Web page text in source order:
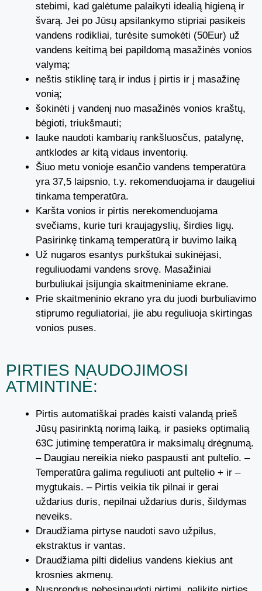
stebimi, kad galėtume palaikyti idealią higieną ir
švarą. Jei po Jūsų apsilankymo stipriai pasikeis
vandens rodikliai, turėsite sumokėti (50Eur) už
vandens keitimą bei papildomą masažinės vonios
valymą;
neštis stiklinę tarą ir indus į pirtis ir į masažinę
vonią;
šokinėti į vandenį nuo masažinės vonios kraštų,
bėgioti, triukšmauti;
lauke naudoti kambarių rankšluosčus, patalynę,
antklodes ar kitą vidaus inventorių.
Šiuo metu vonioje esančio vandens temperatūra
yra 37,5 laipsnio, t.y. rekomenduojama ir daugeliui
tinkama temperatūra.
Karšta vonios ir pirtis nerekomenduojama
svečiams, kurie turi kraujagyslių, širdies ligų.
Pasirinkę tinkamą temperatūrą ir buvimo laiką
Už nugaros esantys purkštukai sukinėjasi,
reguliuodami vandens srovę. Masažiniai
burbuliukai įsijungia skaitmeniniame ekrane.
Prie skaitmeninio ekrano yra du juodi burbuliavimo
stiprumo reguliatoriai, jie abu reguliuoja skirtingas
vonios puses.
PIRTIES NAUDOJIMOSI
ATMINTINĖ:
Pirtis automatiškai pradės kaisti valandą prieš
Jūsų pasirinktą norimą laiką, ir pasieks optimalią
63C jutiminę temperatūra ir maksimalų drėgnumą.
– Daugiau nereikia nieko paspausti ant pultelio. –
Temperatūra galima reguliuoti ant pultelio + ir –
mygtukais. – Pirtis veikia tik pilnai ir gerai
uždarius duris, nepilnai uždarius duris, šildymas
neveiks.
Draudžiama pirtyse naudoti savo užpilus,
ekstraktus ir vantas.
Draudžiama pilti didelius vandens kiekius ant
krosnies akmenų.